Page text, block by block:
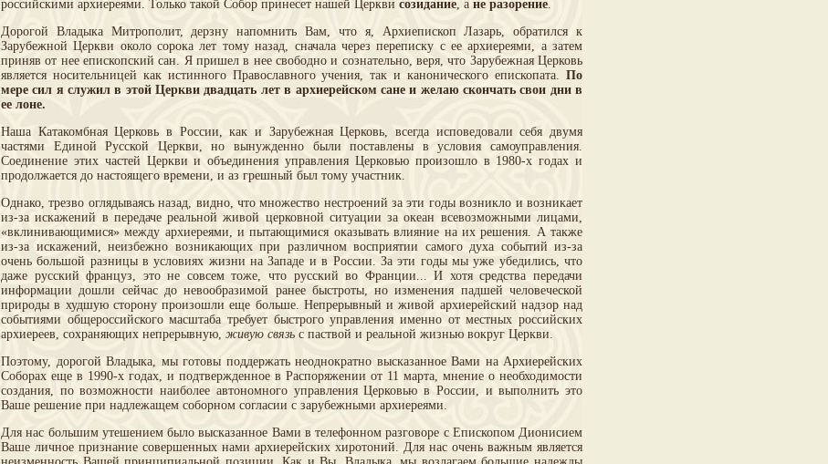
российскими архиереями. Только такой Собор принесет нашей Церкви созидание, а не разорение.
Дорогой Владыка Митрополит, дерзну напомнить Вам, что я, Архиепископ Лазарь, обратился к
Зарубежной Церкви около сорока лет тому назад, сначала через переписку с ее архиереями, а затем
приняв от нее епископский сан. Я пришел в нее свободно и сознательно, веря, что Зарубежная Церковь
является носительницей как истинного Православного учения, так и канонического епископата. По
мере сил я служил в этой Церкви двадцать лет в архиерейском сане и желаю скончать свои дни в
ее лоне.
Наша Катакомбная Церковь в России, как и Зарубежная Церковь, всегда исповедовали себя двумя
частями Единой Русской Церкви, но вынужденно были поставлены в условия самоуправления.
Соединение этих частей Церкви и объединения управления Церковью произошло в 1980-х годах и
продолжается до настоящего времени, и аз грешный был тому участник.
Однако, трезво оглядываясь назад, видно, что множество нестроений за эти годы возникло и возникает
из-за искажений в передаче реальной живой церковной ситуации за океан всевозможными лицами,
«вклинивающимися» между архиереями, и пытающимися оказывать влияние на их решения. А также
из-за искажений, неизбежно возникающих при различном восприятии самого духа событий из-за
очень большой разницы в условиях жизни на Западе и в России. За эти годы мы уже убедились, что
даже русский француз, это не совсем тоже, что русский во Франции... И хотя средства передачи
информации дошли сейчас до невообразимой ранее быстроты, но изменения падшей человеческой
природы в худшую сторону произошли еще больше. Непрерывный и живой архиерейский надзор над
событиями общероссийского масштаба требует быстрого управления именно от местных российских
архиереев, сохраняющих непрерывную, живую связь с паствой и реальной жизнью вокруг Церкви.
Поэтому, дорогой Владыка, мы готовы поддержать неоднократно высказанное Вами на Архиерейских
Соборах еще в 1990-х годах, и подтвержденное в Распоряжении от 11 марта, мнение о необходимости
создания, по возможности наиболее автономного управления Церковью в России, и выполнить это
Ваше решение при надлежащем соборном согласии с зарубежными архиереями.
Для нас большим утешением было высказанное Вами в телефонном разговоре с Епископом Дионисием
Ваше личное признание совершенных нами архиерейских хиротоний. Для нас очень важным является